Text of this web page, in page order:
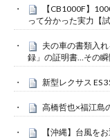
【CB1000F】
って分かった実力【試
夫の車の書類入
録」の証明書…その瞬
新型レクサス ES
高橋哲也×福江島
【沖縄】台風を